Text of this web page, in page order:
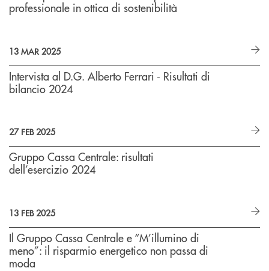
professionale in ottica di sostenibilità
13 MAR 2025
Intervista al D.G. Alberto Ferrari - Risultati di
bilancio 2024
27 FEB 2025
Gruppo Cassa Centrale: risultati
dell’esercizio 2024
13 FEB 2025
Il Gruppo Cassa Centrale e “M’illumino di
meno”: il risparmio energetico non passa di
moda